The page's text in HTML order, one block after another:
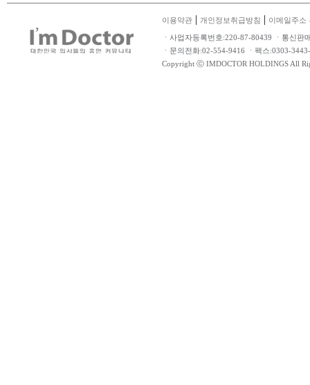
이용약관 | 개인정보취급방침 | 이메일주소
ㆍ사업자등록번호:220-87-80439 ㆍ통신판
ㆍ문의전화:02-554-9416 ㆍ팩스:0303-
Copyright ⓒ IMDOCTOR HOLDINGS All